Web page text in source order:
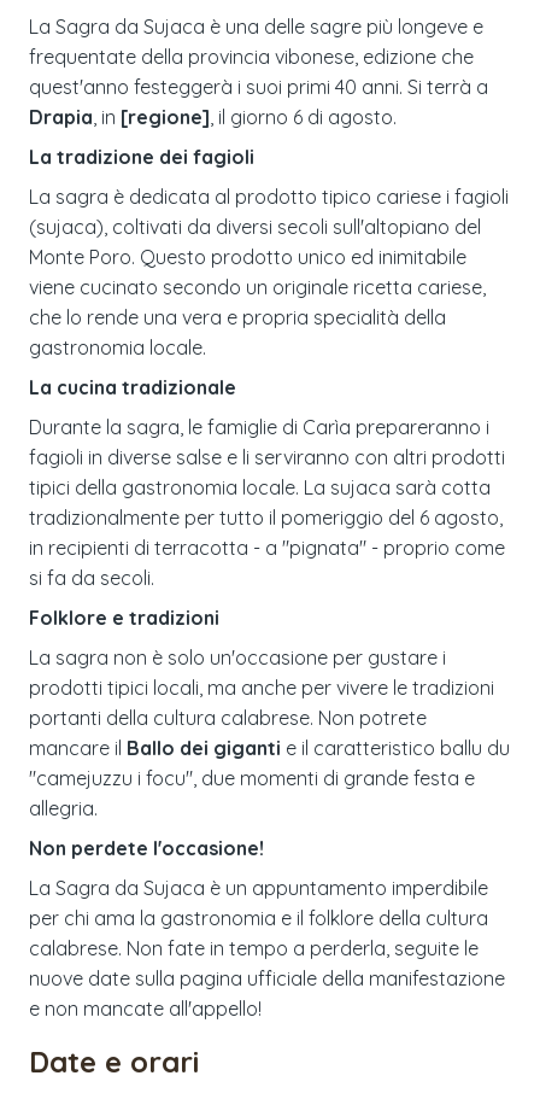
La Sagra da Sujaca è una delle sagre più longeve e
frequentate della provincia vibonese, edizione che
quest'anno festeggerà i suoi primi 40 anni. Si terrà a
Drapia , in [regione] , il giorno 6 di agosto.
La tradizione dei fagioli
La sagra è dedicata al prodotto tipico cariese i fagioli
(sujaca), coltivati da diversi secoli sull'altopiano del
Monte Poro. Questo prodotto unico ed inimitabile
viene cucinato secondo un originale ricetta cariese,
che lo rende una vera e propria specialità della
gastronomia locale.
La cucina tradizionale
Durante la sagra, le famiglie di Carìa prepareranno i
fagioli in diverse salse e li serviranno con altri prodotti
tipici della gastronomia locale. La sujaca sarà cotta
tradizionalmente per tutto il pomeriggio del 6 agosto,
in recipienti di terracotta - a "pignata" - proprio come
si fa da secoli.
Folklore e tradizioni
La sagra non è solo un'occasione per gustare i
prodotti tipici locali, ma anche per vivere le tradizioni
portanti della cultura calabrese. Non potrete
mancare il Ballo dei giganti e il caratteristico ballu du
"camejuzzu i focu", due momenti di grande festa e
allegria.
Non perdete l'occasione!
La Sagra da Sujaca è un appuntamento imperdibile
per chi ama la gastronomia e il folklore della cultura
calabrese. Non fate in tempo a perderla, seguite le
nuove date sulla pagina ufficiale della manifestazione
e non mancate all'appello!
Date e orari